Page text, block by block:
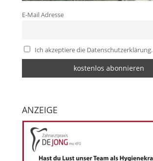
E-Mail Adresse
Ich akzeptiere die Datenschutzerklärung.
ANZEIGE